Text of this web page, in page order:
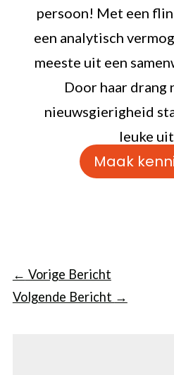
persoon! Met een
een analytisch
meeste uit een
Door haar drang
nieuwsgierigheid
leuke
Maak
← Vorige Bericht
Volgende Bericht →